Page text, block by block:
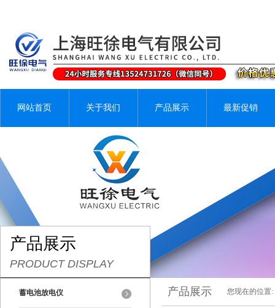
网站首页 关于我们 产品展示 最新促销
产品展示
PRODUCT DISPLAY
蓄电池放电仪 产品展示 您现在的位置: